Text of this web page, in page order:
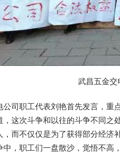
武昌五金交
公司职工代表刘艳首先发言，重
，这次斗争和以往的斗争不同之
，而不仅仅是为了获得部分经济
中，职工们一盘散沙，觉悟不高